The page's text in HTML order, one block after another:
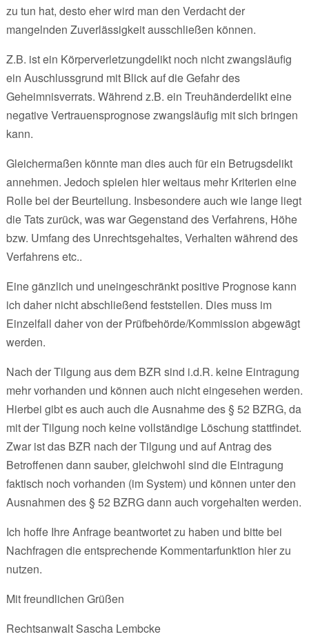
zu tun hat, desto eher wird man den Verdacht der
mangelnden Zuverlässigkeit ausschließen können.
Z.B. ist ein Körperverletzungdelikt noch nicht zwangsläufig
ein Auschlussgrund mit Blick auf die Gefahr des
Geheimnisverrats. Während z.B. ein Treuhänderdelikt eine
negative Vertrauensprognose zwangsläufig mit sich bringen
kann.
Gleichermaßen könnte man dies auch für ein Betrugsdelikt
annehmen. Jedoch spielen hier weitaus mehr Kriterien eine
Rolle bei der Beurteilung. Insbesondere auch wie lange liegt
die Tats zurück, was war Gegenstand des Verfahrens, Höhe
bzw. Umfang des Unrechtsgehaltes, Verhalten während des
Verfahrens etc..
Eine gänzlich und uneingeschränkt positive Prognose kann
ich daher nicht abschließend feststellen. Dies muss im
Einzelfall daher von der Prüfbehörde/Kommission abgewägt
werden.
Nach der Tilgung aus dem BZR sind i.d.R. keine Eintragung
mehr vorhanden und können auch nicht eingesehen werden.
Hierbei gibt es auch auch die Ausnahme des § 52 BZRG, da
mit der Tilgung noch keine vollständige Löschung stattfindet.
Zwar ist das BZR nach der Tilgung und auf Antrag des
Betroffenen dann sauber, gleichwohl sind die Eintragung
faktisch noch vorhanden (im System) und können unter den
Ausnahmen des § 52 BZRG dann auch vorgehalten werden.
Ich hoffe Ihre Anfrage beantwortet zu haben und bitte bei
Nachfragen die entsprechende Kommentarfunktion hier zu
nutzen.
Mit freundlichen Grüßen
Rechtsanwalt Sascha Lembcke